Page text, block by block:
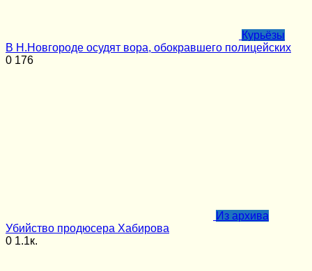
Курьёзы
В Н.Новгороде осудят вора, обокравшего полицейских
0 176
Из архива
Убийство продюсера Хабирова
0 1.1к.